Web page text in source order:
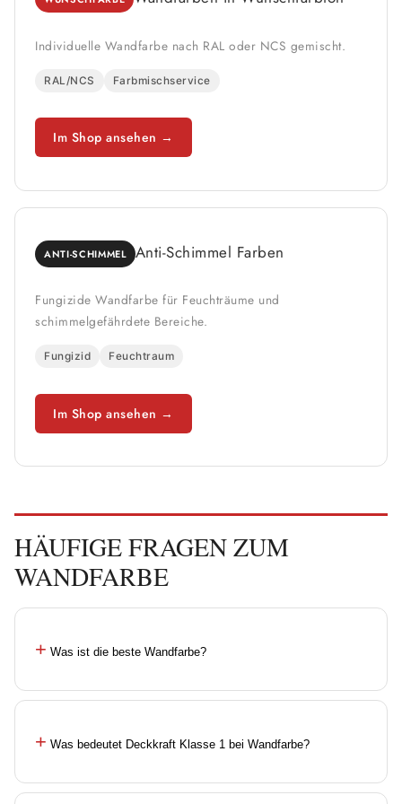
Individuelle Wandfarbe nach RAL oder NCS gemischt.
RAL/NCS Farbmischservice
Im Shop ansehen →
ANTI-SCHIMMEL Anti-Schimmel Farben
Fungizide Wandfarbe für Feuchträume und
schimmelgefährdete Bereiche.
Fungizid Feuchtraum
Im Shop ansehen →
HÄUFIGE FRAGEN ZUM
WANDFARBE
+ Was ist die beste Wandfarbe?
+ Was bedeutet Deckkraft Klasse 1 bei Wandfarbe?